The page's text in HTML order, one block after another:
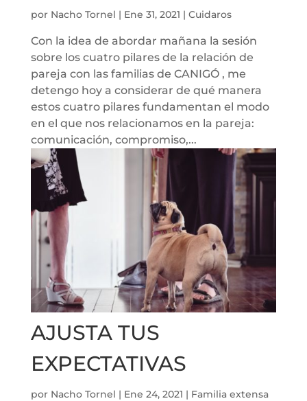
por Nacho Tornel | Ene 31, 2021 | Cuidaros
Con la idea de abordar mañana la sesión
sobre los cuatro pilares de la relación de
pareja con las familias de CANIGÓ , me
detengo hoy a considerar de qué manera
estos cuatro pilares fundamentan el modo
en el que nos relacionamos en la pareja:
comunicación, compromiso,...
AJUSTA TUS
EXPECTATIVAS
por Nacho Tornel | Ene 24, 2021 | Familia extensa